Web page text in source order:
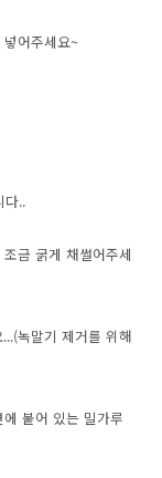
어주세요~
다..
금 굵게 채썰어주세
녹말기 제거를 위해
붙어 있는 밀가루